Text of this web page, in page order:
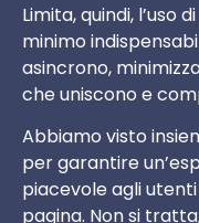
Limita, quindi, l’uso
minimo
asincrono,
che uniscono e
Abbiamo visto
per garantire
piacevole agli
pagina. Non si